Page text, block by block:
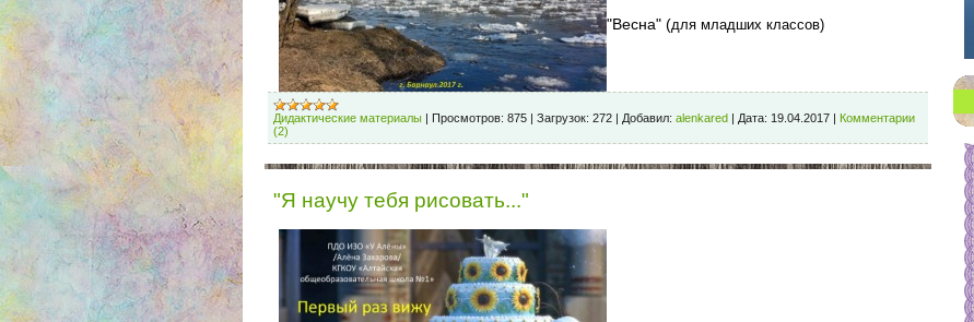
"Весна" (для младших классов)
Дидактические материалы Просмотров: 875 Загрузок: 272 Добавил: alenkared Дата: 19.04.2017
Комментарии
(2)
"Я научу тебя рисовать..."